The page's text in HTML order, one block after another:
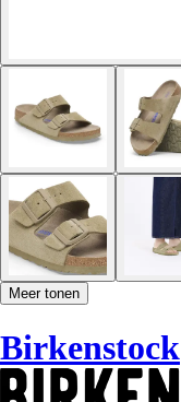
Meer tonen
Birkenstock